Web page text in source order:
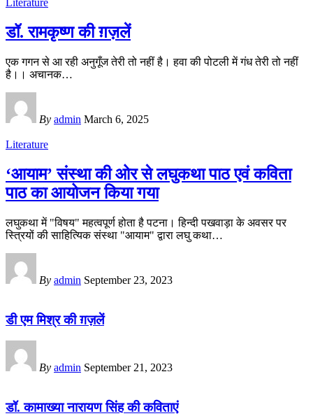
Literature
डॉ. रामकृष्ण की ग़ज़लें
एक गगन से आ रही अनुगूँज तेरी तो नहीं है। हवा की पोटली में गंध तेरी तो नहीं
है।। अचानक…
By admin March 6, 2025
Literature
‘आयाम’ संस्था की ओर से लघुकथा पाठ एवं कविता
पाठ का आयोजन किया गया
लघुकथा में "विषय" महत्वपूर्ण होता है पटना। हिन्दी पखवाड़ा के अवसर पर
स्त्रियों की साहित्यिक संस्था "आयाम" द्वारा लघु कथा…
By admin September 23, 2023
डी एम मिश्र की ग़ज़लें
By admin September 21, 2023
डॉ. कामाख्या नारायण सिंह की कविताएं